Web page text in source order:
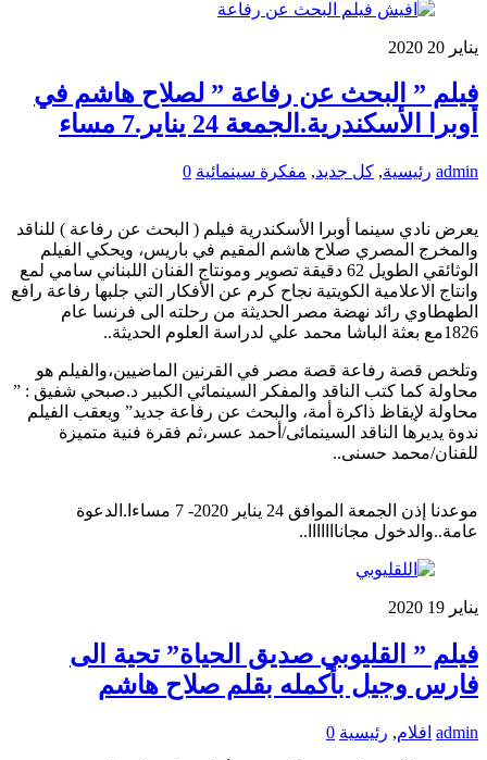
يناير 20
2020
فيلم ” البحث عن رفاعة ” لصلاح هاشم في
أوبرا الأسكندرية.الجمعة 24 يناير.7 مساء
admin رئيسية, كل جديد, مفكرة سينمائية 0
يعرض نادي سينما أوبرا الأسكندرية فيلم ( البحث عن رفاعة ) للناقد
والمخرج المصري صلاح هاشم المقيم في باريس، ويحكي الفيلم
الوثائقي الطويل 62 دقيقة تصوير ومونتاج الفنان اللبناني سامي لمع
وانتاج الاعلامية الكويتية نجاح كرم عن الأفكار التي جلبها رفاعة رافع
الطهطاوي رائد نهضة مصر الحديثة من رحلته الى فرنسا عام
1826مع بعثة الباشا محمد علي لدراسة العلوم الحديثة..
وتلخص قصة رفاعة قصة مصر في القرنين الماضيين،والفيلم هو
محاولة كما كتب الناقد والمفكر السينمائي الكبير د.صبحي شفيق : ”
محاولة لإيقاظ ذاكرة أمة، والبحث عن رفاعة جديد” ويعقب الفيلم
ندوة يديرها الناقد السينمائى/أحمد عسر،ثم فقرة فنية متميزة
للفنان/محمد حسنى..
موعدنا إذن الجمعة الموافق 24 يناير 2020- 7 مساءا.الدعوة
عامة..والدخول مجانااااااا..
يناير 19
2020
فيلم ” القليوبي صديق الحياة” تحية الى
فارس وجيل بأكمله بقلم صلاح هاشم
admin افلام, رئيسية 0